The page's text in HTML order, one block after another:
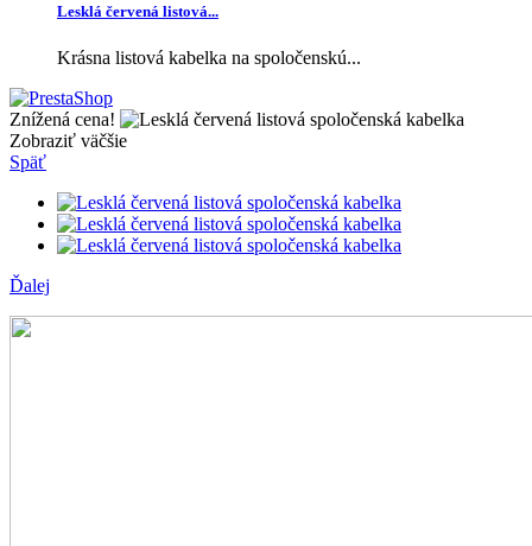
Lesklá červená listová...
Krásna listová kabelka na spoločenskú...
Znížená cena!
Zobraziť väčšie
Späť
Ďalej